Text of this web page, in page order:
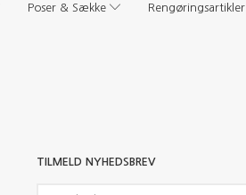
Poser & Sække Rengøringsartikler
TILMELD NYHEDSBREV